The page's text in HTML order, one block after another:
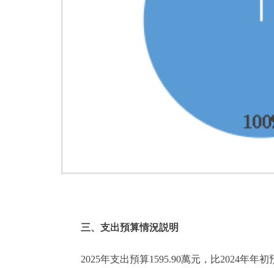
三、支出預算情況説明
2025年支出預算1595.90萬元，比2024年年初